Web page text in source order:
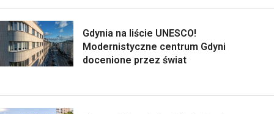
Gdynia na liście UNESCO!
Modernistyczne centrum Gdyni
docenione przez świat